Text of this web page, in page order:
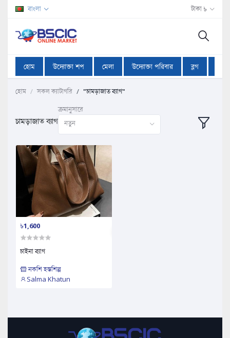
বাংলা টাকা ৳
হোম উদ্যোক্তা শপ মেলা উদ্যোক্তা পরিবার ব্লগ
হোম সকল ক্যাটাগরি "চামড়াজাত ব্যাগ"
চামড়াজাত ব্যাগ
ক্রমানুসারে
নতুন
৳1,600
চাইনা ব্যাগ
নকশি হস্তশিল্প
Salma Khatun